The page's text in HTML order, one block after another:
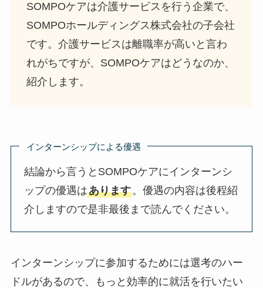
SOMPOケアは介護サービスを行う企業で、
SOMPOホールディングス株式会社の子会社
です。介護サービスは離職率が高いと言わ
れがちですが、SOMPOケアはどうなのか、
紹介します。
インターンシップによる優遇
結論から言うとSOMPOケアにインターンシ
ップの優遇はあります。優遇の内容は後程紹
介しますので是非最後まで読んでください。
インターンシップに参加するためには選考のハー
ドルがあるので、もっと効率的に就活を行いたい